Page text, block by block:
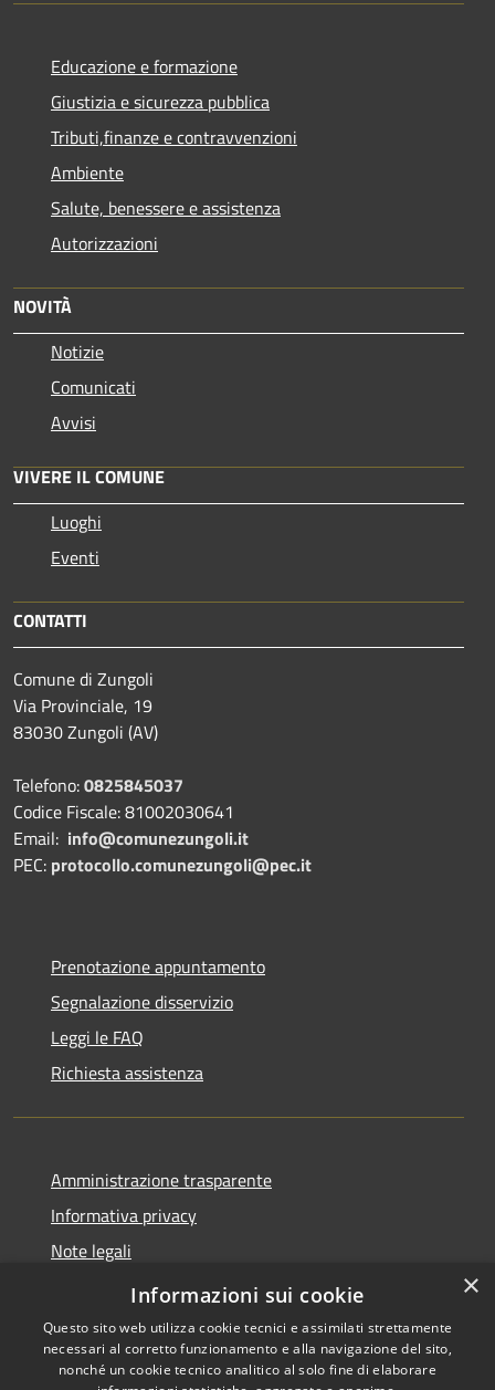
Educazione e formazione
Giustizia e sicurezza pubblica
Tributi,finanze e contravvenzioni
Ambiente
Salute, benessere e assistenza
Autorizzazioni
NOVITÀ
Notizie
Comunicati
Avvisi
VIVERE IL COMUNE
Luoghi
Eventi
CONTATTI
Comune di Zungoli
Via Provinciale, 19
83030 Zungoli (AV)
Telefono:0825845037
Codice Fiscale: 81002030641
Email: info@comunezungoli.it
PEC: protocollo.comunezungoli@pec.it
Prenotazione appuntamento
Segnalazione disservizio
Leggi le FAQ
Richiesta assistenza
Amministrazione trasparente
Informativa privacy
Note legali
Dichiarazione di accessibilità
×
Informazioni sui cookie
Questo sito web utilizza cookie tecnici e assimilati strettamente
necessari al corretto funzionamento e alla navigazione del sito,
nonché un cookie tecnico analitico al solo fine di elaborare